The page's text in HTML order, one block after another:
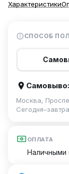
Характеристики
СПОСОБ
Москва,
ОПЛАТА
Наличными